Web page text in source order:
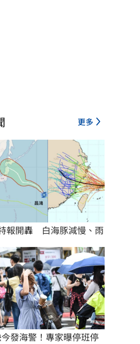
更多
報開轟　白海豚減慢、雨
發海警！專家曝停班停